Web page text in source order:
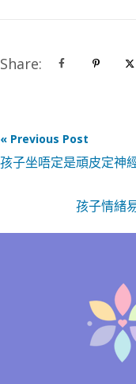
Share:
« Previous Post
孩子坐唔定是頑皮定神
孩子情緒